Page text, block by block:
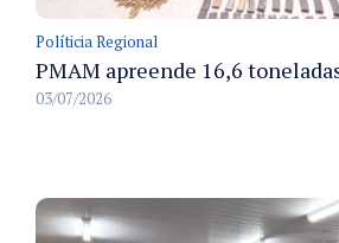
Políticia Regional
03/07/2026